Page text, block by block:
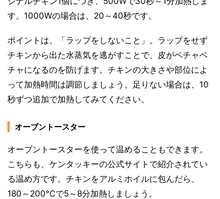
す。1000Wの場合は、20～40秒です。
ポイントは、「ラップをしないこと」。ラップをせず
チキンから出た水蒸気を逃がすことで、皮がベチャベ
チャになるのを防げます。チキンの大きさや部位によ
って加熱時間は調節しましょう。足りない場合は、10
秒ずつ追加で加熱してみてください。
オーブントースター
オーブントースターを使って温めることもできます。
こちらも、ケンタッキーの公式サイトで紹介されてい
る温め方です。チキンをアルミホイルに包んだら、
180～200℃で5～8分加熱しましょう。